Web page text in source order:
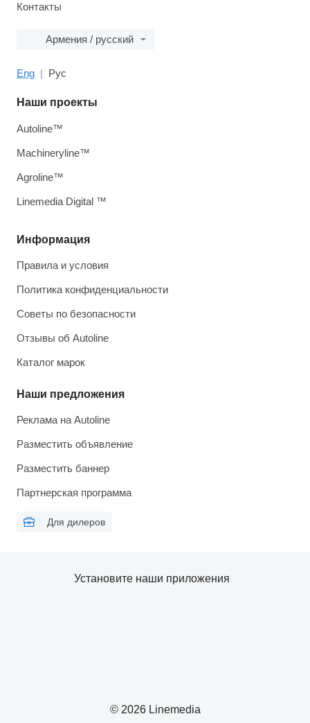
Контакты
Армения / русский
Eng Рус
Информация
Правила и условия
Политика конфиденциальности
Советы по безопасности
Отзывы об Autoline
Каталог марок
Наши предложения
Реклама на Autoline
Разместить объявление
Разместить баннер
Партнерская программа
Для дилеров
Наши проекты
Autoline™
Machineryline™
Agroline™
Linemedia Digital ™
© 2026 Linemedia
Установите наши приложения